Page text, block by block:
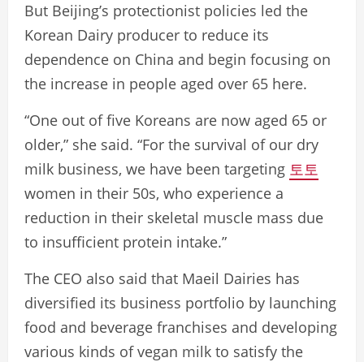
But Beijing’s protectionist policies led the
Korean Dairy producer to reduce its
dependence on China and begin focusing on
the increase in people aged over 65 here.
“One out of five Koreans are now aged 65 or
older,” she said. “For the survival of our dry
milk business, we have been targeting 토토
women in their 50s, who experience a
reduction in their skeletal muscle mass due
to insufficient protein intake.”
The CEO also said that Maeil Dairies has
diversified its business portfolio by launching
food and beverage franchises and developing
various kinds of vegan milk to satisfy the